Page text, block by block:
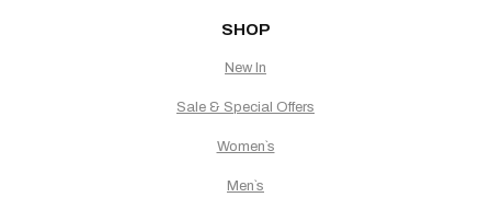
SHOP
New In
Sale & Special Offers
Women`s
Men`s